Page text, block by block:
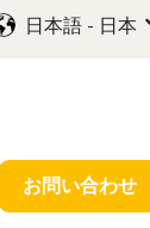
日本語 - 日本
ーを表示
内のサブメニュ
表示
わせのサブメニ
お問い合わせ